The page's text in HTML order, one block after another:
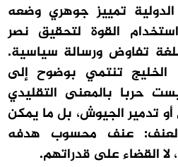
تمييز جوهري وضعه
القوة لتحقيق نصر
تفاوض ورسالة سياسية.
الخليج تنتمي بوضوح إلى
حربا بالمعنى التقليدي
تدمير الجيوش، بل ما يمكن
عنف محسوب هدفه
القضاء على قدراتهم.